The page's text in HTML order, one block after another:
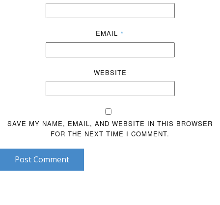
EMAIL *
WEBSITE
SAVE MY NAME, EMAIL, AND WEBSITE IN THIS BROWSER
FOR THE NEXT TIME I COMMENT.
Post Comment